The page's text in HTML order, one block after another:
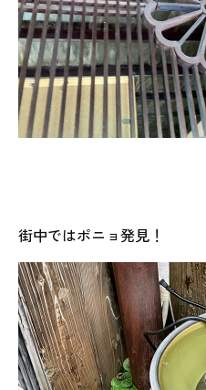
街中ではポニョ発見！